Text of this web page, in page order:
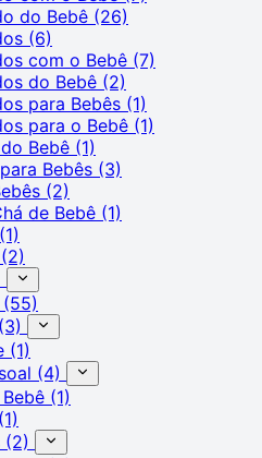
do Bebê (26)
(6)
com o Bebê (7)
do Bebê (2)
para Bebês (1)
para o Bebê (1)
Bebê (1)
Bebês (3)
(2)
de Bebê (1)
(1)
(2)
(55)
(3)
(1)
(4)
(1)
(1)
(2)